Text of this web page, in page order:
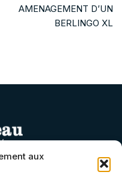
aux
AMENAGEMENT D’UN
BERLINGO XL